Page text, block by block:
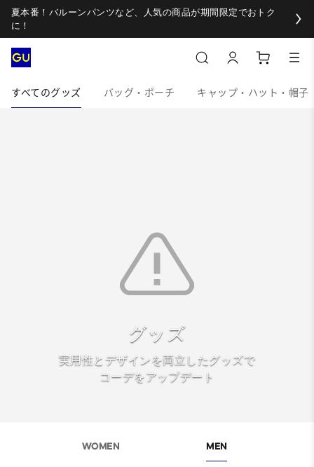
夏本番！バルーンパンツなど、人気の商品が期間限定でおトク
に！
すべてのグッズ バッグ・ポーチ キャップ・ハット・帽子
グッズ
実用性とデザインを両立したグッズで
コーデをアップデート
WOMEN MEN